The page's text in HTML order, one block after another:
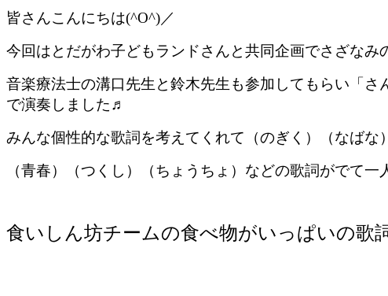
皆さんこんにちは(^O^)／
今回はとだがわ子どもランドさんと共同企画でさざな
音楽療法士の溝口先生と鈴木先生も参加してもらい「
で演奏しました♬
みんな個性的な歌詞を考えてくれて（のぎく）（なばな
（青春）（つくし）（ちょうちょ）などの歌詞がでて
食いしん坊チームの食べ物がいっぱいの歌